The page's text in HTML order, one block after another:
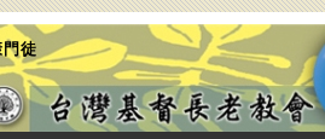
門徒